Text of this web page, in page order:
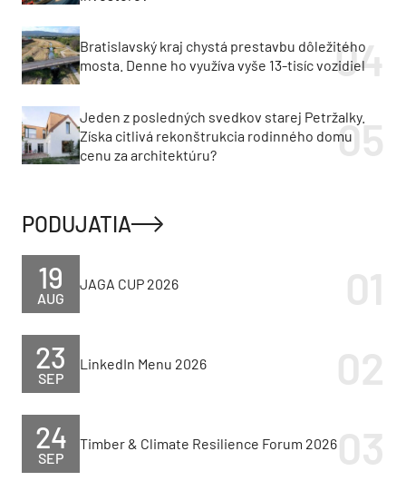
Bratislavský kraj chystá prestavbu dôležitého
mosta. Denne ho využíva vyše 13-tisíc vozidiel
Jeden z posledných svedkov starej Petržalky.
Získa citlivá rekonštrukcia rodinného domu
cenu za architektúru?
PODUJATIA
AUG
19 JAGA CUP 2026
SEP
23 LinkedIn Menu 2026
SEP
24 Timber & Climate Resilience Forum 2026